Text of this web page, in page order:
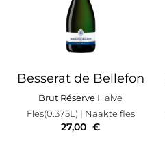
Besserat de Bellefon
Brut Réserve Halve
Fles(0.375L) | Naakte fles
27,00 €